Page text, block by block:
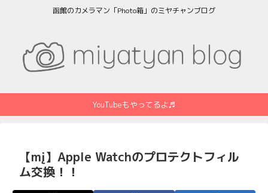
函館のカメラマン「Photo箱」のミヤチャンブログ
YouTubeもやってるよ♬
【mį】Apple Watchのプロテクトフィル
ム交換！！